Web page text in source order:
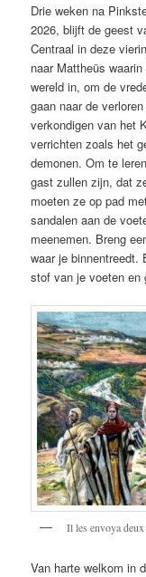
Drie weken na
2026, blijft de geest
Centraal in deze
naar Mattheüs
wereld in, om de
gaan naar de
verkondigen van het
verrichten zoals het
demonen. Om te
gast zullen zijn, dat
moeten ze op pad
sandalen aan de
meenemen. Breng
waar je binnentreedt.
stof van je voeten en
Il les envoya
Van harte welkom in